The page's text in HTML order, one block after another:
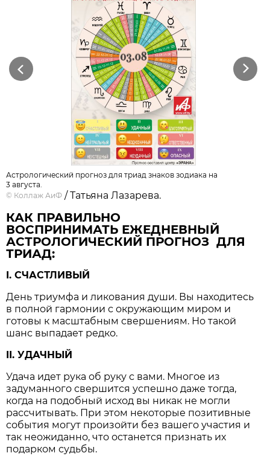
Previous Next
Астрологический прогноз для триад знаков зодиака на
3 августа.
© Коллаж АиФ / Татьяна Лазарева.
КАК ПРАВИЛЬНО
ВОСПРИНИМАТЬ ЕЖЕДНЕВНЫЙ
АСТРОЛОГИЧЕСКИЙ ПРОГНОЗ ДЛЯ
ТРИАД:
I. СЧАСТЛИВЫЙ
День триумфа и ликования души. Вы находитесь
в полной гармонии с окружающим миром и
готовы к масштабным свершениям. Но такой
шанс выпадает редко.
II. УДАЧНЫЙ
Удача идет рука об руку с вами. Многое из
задуманного свершится успешно даже тогда,
когда на подобный исход вы никак не могли
рассчитывать. При этом некоторые позитивные
события могут произойти без вашего участия и
так неожиданно, что останется признать их
подарком судьбы.